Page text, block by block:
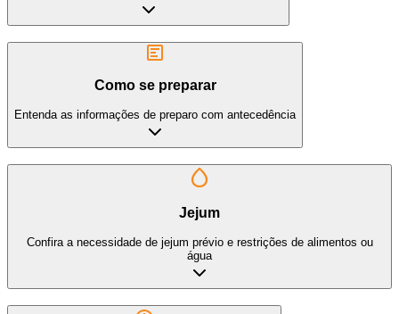
Como se preparar
Entenda as informações de preparo com antecedência
Jejum
Confira a necessidade de jejum prévio e restrições de alimentos ou
água